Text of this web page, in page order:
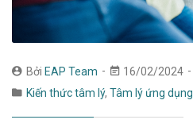
Bởi EAP Team
16/02/2024
Kiến thức tâm lý, Tâm lý ứng dụng